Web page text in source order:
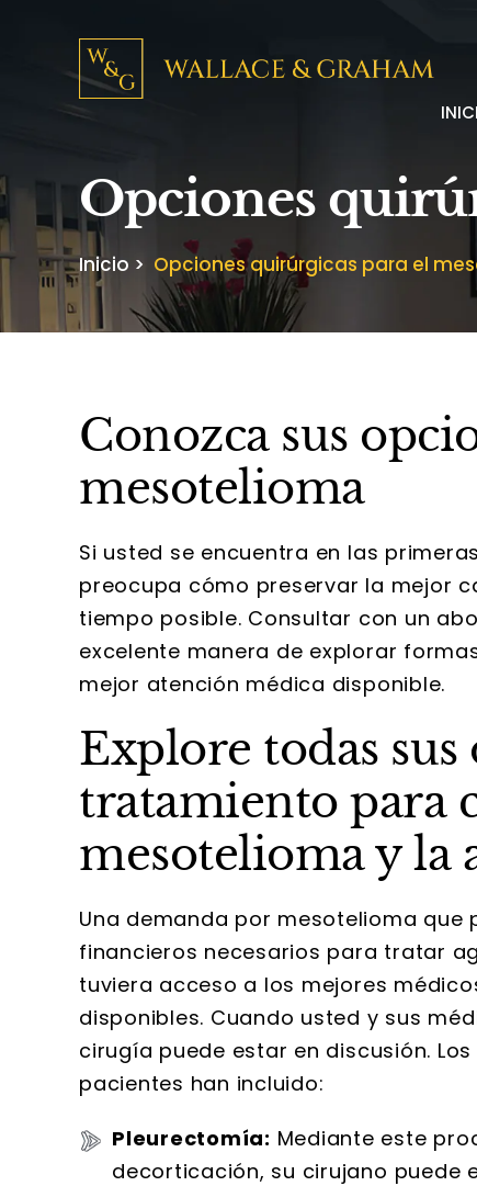
Opciones
Inicio > Opciones quirúrgicas para el
Conozca sus
mesotelioma
Si usted se encuentra en las
preocupa cómo preservar la mejor
tiempo posible. Consultar con un
excelente manera de explorar
mejor atención médica disponible.
Explore todas sus
tratamiento para
mesotelioma y la
Una demanda por mesotelioma
financieros necesarios para tratar
tuviera acceso a los mejores
disponibles. Cuando usted y sus
cirugía puede estar en discusión.
pacientes han incluido:
Pleurectomía: Mediante este
decorticación, su cirujano puede